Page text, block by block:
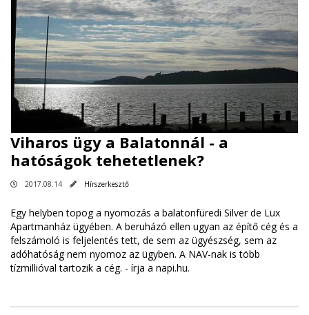
Viharos ügy a Balatonnál - a
hatóságok tehetetlenek?
2017.08.14 Hírszerkesztő
Egy helyben topog a nyomozás a balatonfüredi Silver de Lux
Apartmanház ügyében. A beruházó ellen ugyan az építő cég és a
felszámoló is feljelentés tett, de sem az ügyészség, sem az
adóhatóság nem nyomoz az ügyben. A NAV-nak is több
tízmillióval tartozik a cég. - írja a napi.hu.